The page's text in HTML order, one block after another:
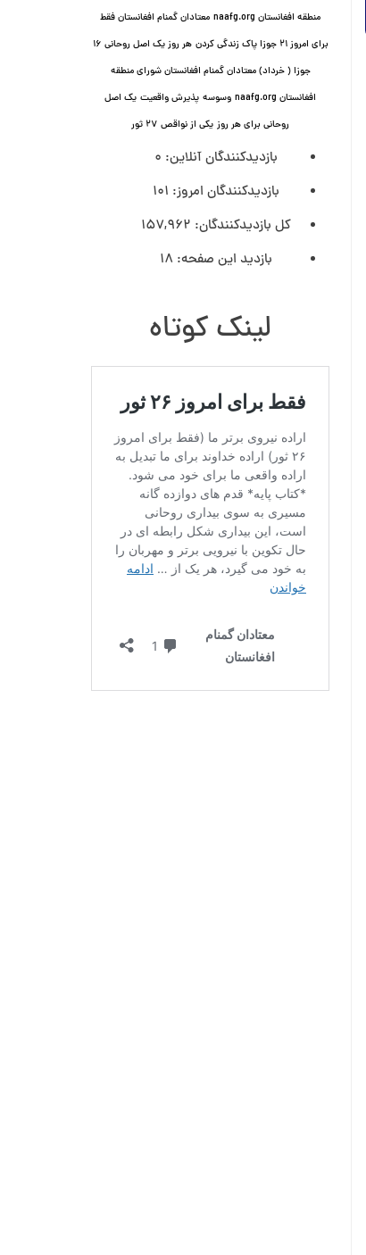
منطقه افغانستان naafg.org
معتادان گمنام افغانستان فقط
برای امروز ۲۱ جوزا پاک زندگی کردن
هر روز یک اصل روحانی ۱۶
جوزا ( خرداد) معتادان گمنام افغانستان شورای منطقه
افغانستان naafg.org
وسوسه پذيرش واقعیت یک اصل
روحانی برای هر روز یکی از نواقص ۲۷ ثور
بازدیدکنندگان آنلاین: 0
بازدیدکنندگان امروز: 101
کل بازدیدکنند‌گان: 157,962
بازدید این صفحه: 18
لینک کوتاه